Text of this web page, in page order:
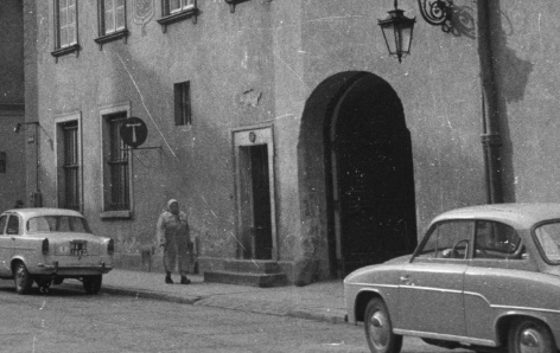
· Magyarország
1965 · Varsó
ulica Podwale az ulica Jana Kilinskiego torkolatától nézve, balra a városfal.